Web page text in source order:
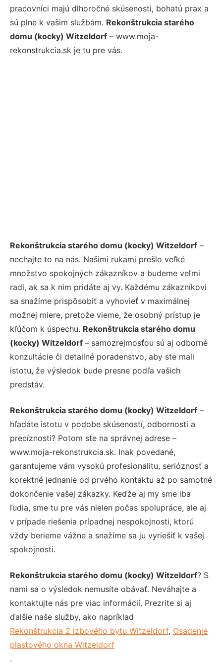
pracovníci majú dlhoročné skúsenosti, bohatú prax a
sú plne k vašim službám. Rekonštrukcia starého
domu (kocky) Witzeldorf – www.moja-
rekonstrukcia.sk je tu pre vás.
Rekonštrukcia starého domu (kocky) Witzeldorf –
nechajte to na nás. Našimi rukami prešlo veľké
množstvo spokojných zákazníkov a budeme veľmi
radi, ak sa k nim pridáte aj vy. Každému zákazníkovi
sa snažíme prispôsobiť a vyhovieť v maximálnej
možnej miere, pretože vieme, že osobný prístup je
kľúčom k úspechu. Rekonštrukcia starého domu
(kocky) Witzeldorf – samozrejmosťou sú aj odborné
konzultácie či detailné poradenstvo, aby ste mali
istotu, že výsledok bude presne podľa vašich
predstáv.
Rekonštrukcia starého domu (kocky) Witzeldorf –
hľadáte istotu v podobe skúseností, odbornosti a
precíznosti? Potom ste na správnej adrese –
www.moja-rekonstrukcia.sk. Inak povedané,
garantujeme vám vysokú profesionalitu, serióznosť a
korektné jednanie od prvého kontaktu až po samotné
dokončenie vašej zákazky. Keďže aj my sme iba
ľudia, sme tu pre vás nielen počas spolupráce, ale aj
v prípade riešenia prípadnej nespokojnosti, ktorú
vždy berieme vážne a snažíme sa ju vyriešiť k vašej
spokojnosti.
Rekonštrukcia starého domu (kocky) Witzeldorf? S
nami sa o výsledok nemusíte obávať. Neváhajte a
kontaktujte nás pre viac informácií. Prezrite si aj
ďalšie naše služby, ako napríklad
Rekonštrukcia 2 izbového bytu Witzeldorf, Osadenie
plastového okna Witzeldorf
.